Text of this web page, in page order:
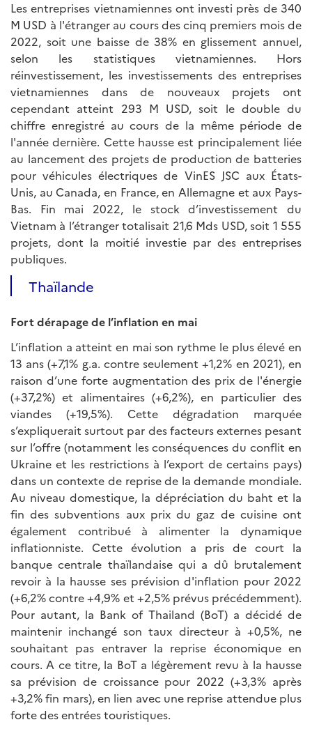
Les entreprises vietnamiennes ont investi près de 340
M USD à l'étranger au cours des cinq premiers mois de
2022, soit une baisse de 38% en glissement annuel,
selon les statistiques vietnamiennes. Hors
réinvestissement, les investissements des entreprises
vietnamiennes dans de nouveaux projets ont
cependant atteint 293 M USD, soit le double du
chiffre enregistré au cours de la même période de
l'année dernière. Cette hausse est principalement liée
au lancement des projets de production de batteries
pour véhicules électriques de VinES JSC aux États-
Unis, au Canada, en France, en Allemagne et aux Pays-
Bas. Fin mai 2022, le stock d’investissement du
Vietnam à l’étranger totalisait 21,6 Mds USD, soit 1 555
projets, dont la moitié investie par des entreprises
publiques.
Thaïlande
Fort dérapage de l’inflation en mai
L’inflation a atteint en mai son rythme le plus élevé en
13 ans (+7,1% g.a. contre seulement +1,2% en 2021), en
raison d’une forte augmentation des prix de l'énergie
(+37,2%) et alimentaires (+6,2%), en particulier des
viandes (+19,5%). Cette dégradation marquée
s’expliquerait surtout par des facteurs externes pesant
sur l’offre (notamment les conséquences du conflit en
Ukraine et les restrictions à l’export de certains pays)
dans un contexte de reprise de la demande mondiale.
Au niveau domestique, la dépréciation du baht et la
fin des subventions aux prix du gaz de cuisine ont
également contribué à alimenter la dynamique
inflationniste. Cette évolution a pris de court la
banque centrale thaïlandaise qui a dû brutalement
revoir à la hausse ses prévision d'inflation pour 2022
(+6,2% contre +4,9% et +2,5% prévus précédemment).
Pour autant, la Bank of Thailand (BoT) a décidé de
maintenir inchangé son taux directeur à +0,5%, ne
souhaitant pas entraver la reprise économique en
cours. A ce titre, la BoT a légèrement revu à la hausse
sa prévision de croissance pour 2022 (+3,3% après
+3,2% fin mars), en lien avec une reprise attendue plus
forte des entrées touristiques.